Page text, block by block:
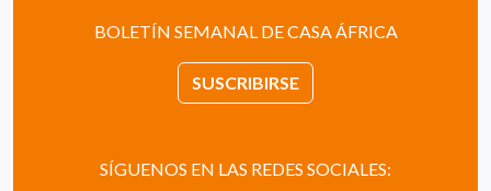
BOLETÍN SEMANAL DE CASA ÁFRICA
SUSCRIBIRSE
SÍGUENOS EN LAS REDES SOCIALES: